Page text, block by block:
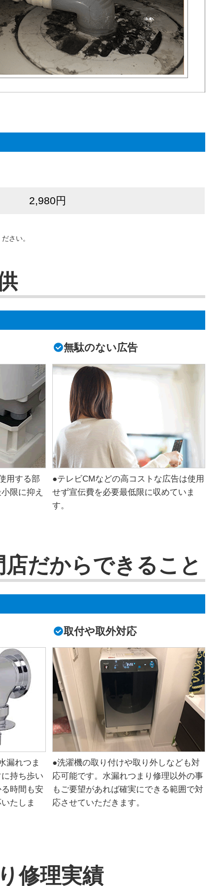
2,980円
さい。
用する部
限に抑え
無駄のない広告
●テレビCMなどの高コストな広告は使用
せず宣伝費を必要最低限に収めていま
す。
だからできること
漏れつま
持ち歩い
時間も安
たしま
取付や取外対応
●洗濯機の取り付けや取り外しなども対
応可能です。水漏れつまり修理以外の事
もご要望があれば確実にできる範囲で対
応させていただきます。
修理実績